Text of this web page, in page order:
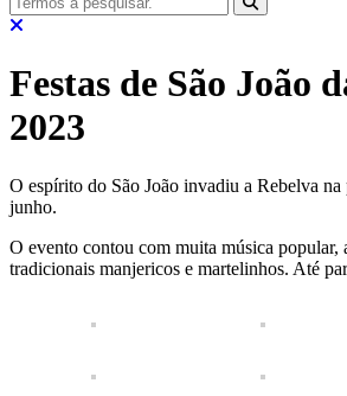
Festas de São João
2023
O espírito do São João invadiu a Rebelva na
junho.
O evento contou com muita música popular,
tradicionais manjericos e martelinhos. Até